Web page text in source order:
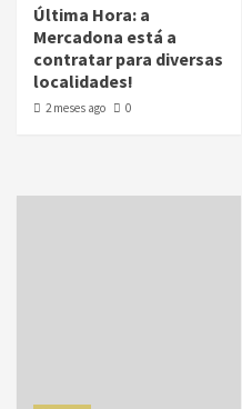
Última Hora: a
Mercadona está a
contratar para diversas
localidades!
2 meses ago 0